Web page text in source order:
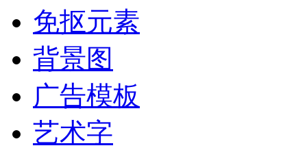
免抠元素
背景图
广告模板
艺术字